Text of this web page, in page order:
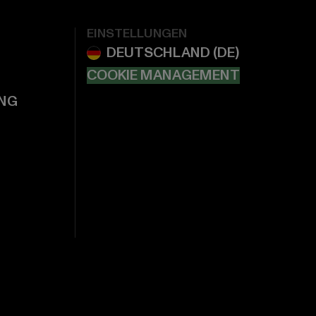
EINSTELLUNGEN
COOKIE MANAGEMENT